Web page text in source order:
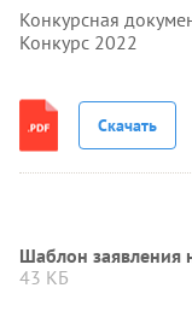
Конкурсная
Конкурс 2022
Скачать
Шаблон заявления
43 КБ